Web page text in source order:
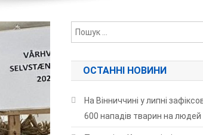
ОСТАННІ НОВИНИ
На Вінниччині у липні
600 нападів тварин на людей